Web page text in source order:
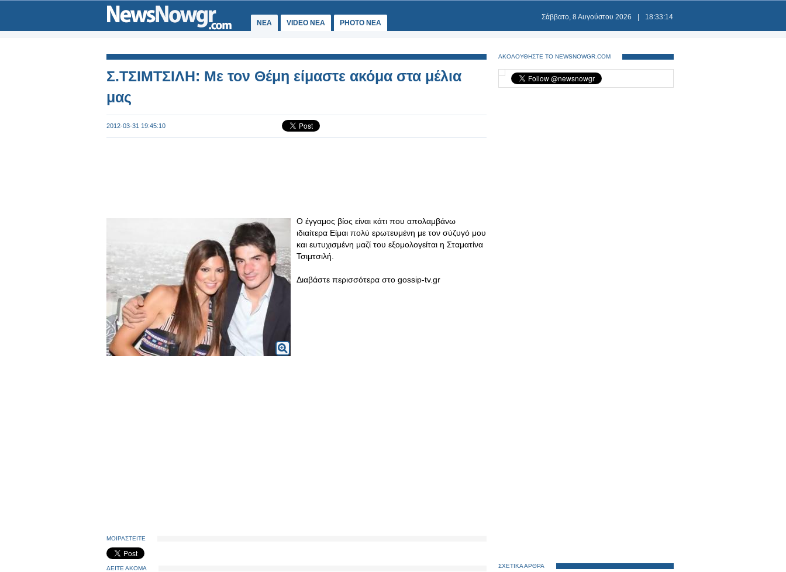
ΝΕΑ VIDEO NEA PHOTO NEA
Σάββατο, 8 Αυγούστου 2026 18:33:15
Σ.ΤΣΙΜΤΣΙΛΗ: Με τον Θέμη είμαστε ακόμα στα μέλια
μας
2012-03-31 19:45:10
Ο έγγαμος βίος είναι κάτι που απολαμβάνω
ιδιαίτερα Είμαι πολύ ερωτευμένη με τον σύζυγό μου
και ευτυχισμένη μαζί του εξομολογείται η Σταματίνα
Τσιμτσιλή.
Διαβάστε περισσότερα στο gossip-tv.gr
ΜΟΙΡΑΣΤΕΙΤΕ
ΔΕΙΤΕ ΑΚΟΜΑ
ΑΚΟΛΟΥΘΗΣΤΕ ΤΟ NEWSNOWGR.COM
ΣΧΕΤΙΚΑ ΑΡΘΡΑ